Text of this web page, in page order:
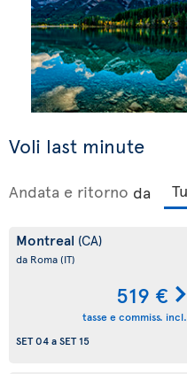
Voli last minute
Andata e ritorno da
Montreal (CA)
da Roma(IT)
519 €
tasse e commiss. incl.
SET 04aSET 15